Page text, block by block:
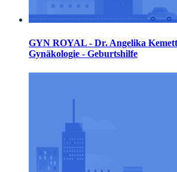
GYN ROYAL - Dr. Angelika
Gynäkologie - Geburtshilfe